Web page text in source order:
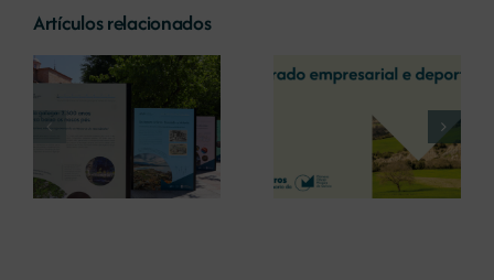
Artículos relacionados
La COMG reúne a
dos líderes
empresarias con
motivo de su
Centenario para
debatir sobre el
La OIPE y el
CRETUS
presentan las
últimas
innovaciones en
restauración